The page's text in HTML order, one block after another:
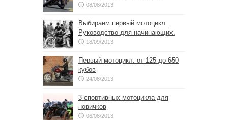
08/08/2013
Выбираем первый мотоцикл.
Руководство для начинающих.
18/09/2013
Первый мотоцикл: от 125 до 650
кубов
24/08/2013
3 спортивных мотоцикла для
новичков
06/08/2013